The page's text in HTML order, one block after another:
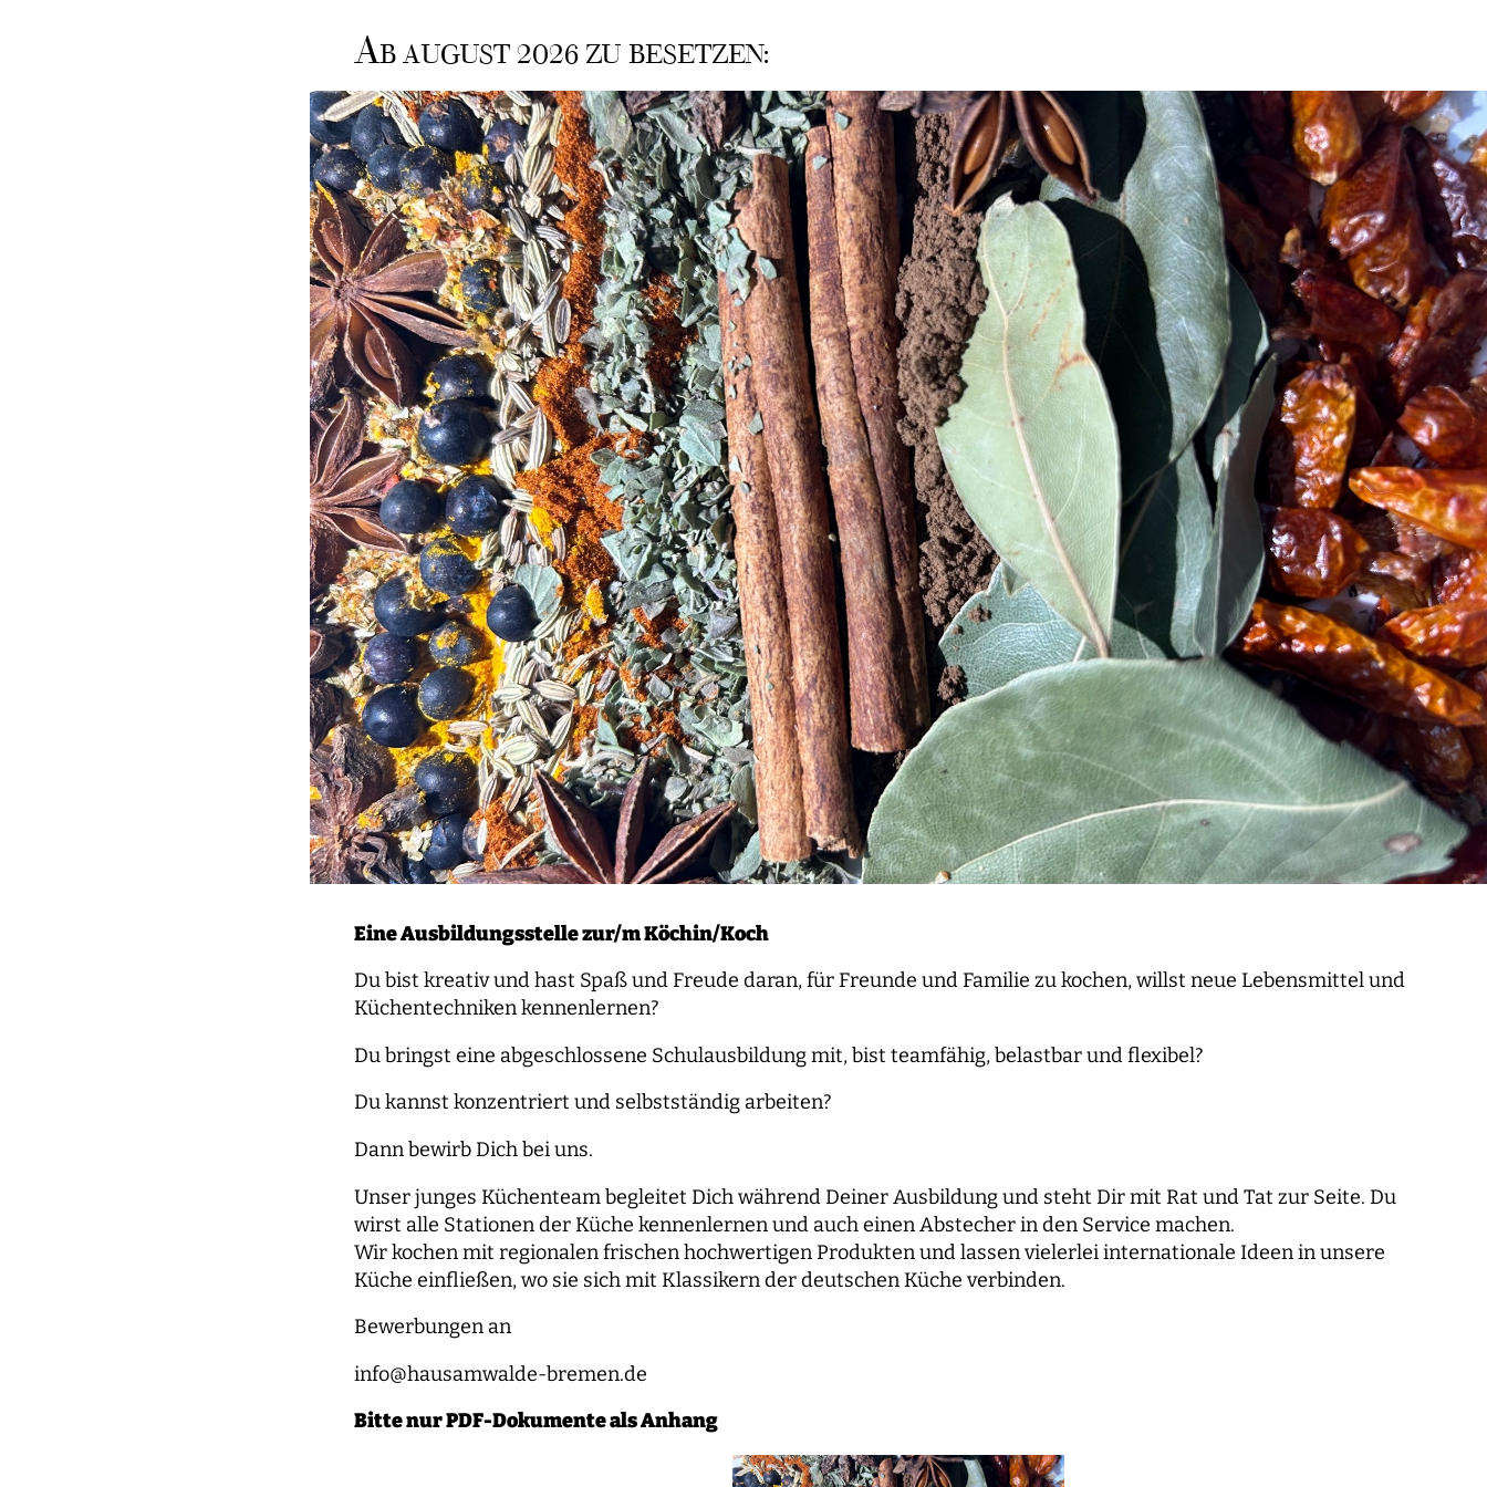
AB AUGUST 2026 ZU BESETZEN:
Eine Ausbildungsstelle zur/m Köchin/Koch
Du bist kreativ und hast Spaß und Freude daran, für Freunde und Familie zu kochen, willst neue Lebensmittel und
Küchentechniken kennenlernen?
Du bringst eine abgeschlossene Schulausbildung mit, bist teamfähig, belastbar und flexibel?
Du kannst konzentriert und selbstständig arbeiten?
Dann bewirb Dich bei uns.
Unser junges Küchenteam begleitet Dich während Deiner Ausbildung und steht Dir mit Rat und Tat zur Seite. Du
wirst alle Stationen der Küche kennenlernen und auch einen Abstecher in den Service machen.
Wir kochen mit regionalen frischen hochwertigen Produkten und lassen vielerlei internationale Ideen in unsere
Küche einfließen, wo sie sich mit Klassikern der deutschen Küche verbinden.
Bewerbungen an
info@hausamwalde-bremen.de
Bitte nur PDF-Dokumente als Anhang